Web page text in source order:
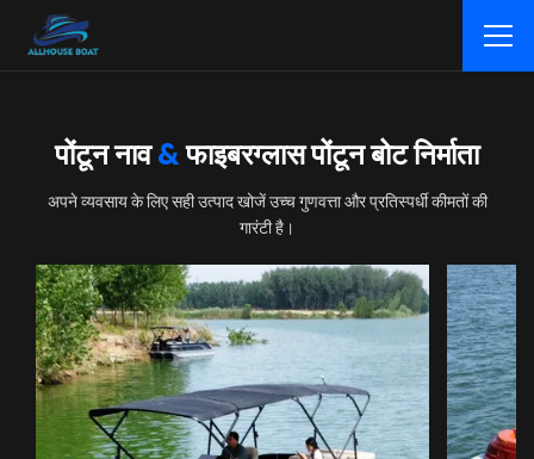
पोंटून नाव&फाइबरग्लास पोंटून बोट निर्माता
अपने व्यवसाय के लिए सही उत्पाद खोजें उच्च गुणवत्ता और प्रतिस्पर्धी कीमतों की
गारंटी है।